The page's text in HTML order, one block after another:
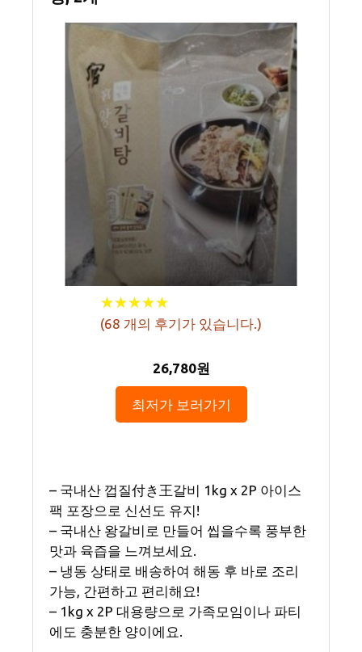
★★★★★
★★★★★
(68 개의 후기가 있습니다.)
26,780원
최저가 보러가기
– 국내산 껍질付き王갈비 1kg x 2P 아이스
팩 포장으로 신선도 유지!
– 국내산 왕갈비로 만들어 씹을수록 풍부한
맛과 육즙을 느껴보세요.
– 냉동 상태로 배송하여 해동 후 바로 조리
가능, 간편하고 편리해요!
– 1kg x 2P 대용량으로 가족모임이나 파티
에도 충분한 양이에요.